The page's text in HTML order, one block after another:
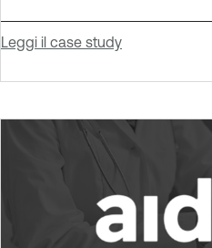
Leggi il case study